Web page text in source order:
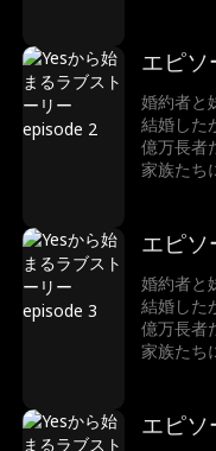
エピソ
婚約者と
結婚した
億万長者
家族たち
エピソ
婚約者と
結婚した
億万長者
家族たち
エピ